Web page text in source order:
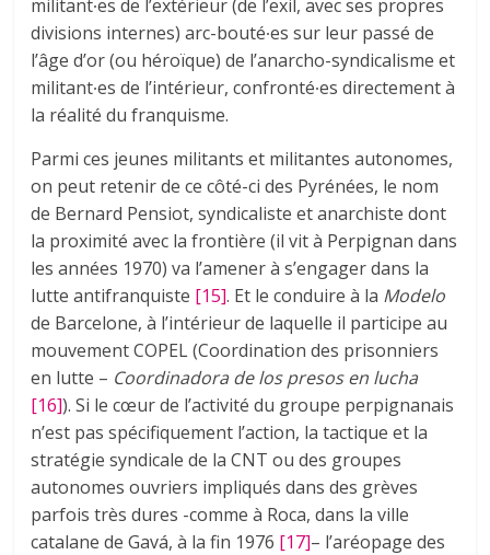
militant∙es de l’extérieur (de l’exil, avec ses propres
divisions internes) arc-bouté∙es sur leur passé de
l’âge d’or (ou héroïque) de l’anarcho-syndicalisme et
militant∙es de l’intérieur, confronté∙es directement à
la réalité du franquisme.
Parmi ces jeunes militants et militantes autonomes,
on peut retenir de ce côté-ci des Pyrénées, le nom
de Bernard Pensiot, syndicaliste et anarchiste dont
la proximité avec la frontière (il vit à Perpignan dans
les années 1970) va l’amener à s’engager dans la
lutte antifranquiste [15]. Et le conduire à la Modelo
de Barcelone, à l’intérieur de laquelle il participe au
mouvement COPEL (Coordination des prisonniers
en lutte – Coordinadora de los presos en lucha
[16]). Si le cœur de l’activité du groupe perpignanais
n’est pas spécifiquement l’action, la tactique et la
stratégie syndicale de la CNT ou des groupes
autonomes ouvriers impliqués dans des grèves
parfois très dures -comme à Roca, dans la ville
catalane de Gavá, à la fin 1976 [17]– l’aréopage des